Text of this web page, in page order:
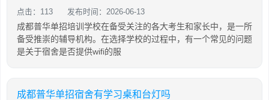
点击：113 发布时间：2026-06-13
成都普华单招培训学校在备受关注的各大考生和家长中，是一所
备受推崇的辅导机构。在选择学校的过程中，有一个常见的问题
是关于宿舍是否提供wifi的服
成都普华单招宿舍有学习桌和台灯吗